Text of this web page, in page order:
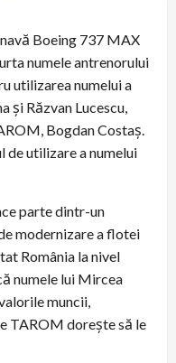
Boeing 737 MAX
numele antrenorului
utilizarea numelui a
și Răzvan Lucescu,
Bogdan Costaș.
de utilizare a numelui
parte dintr-un
modernizare a flotei
România la nivel
numele lui Mircea
muncii,
TAROM dorește să le